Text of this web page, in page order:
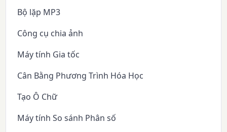
Bộ lặp MP3
Công cụ chia ảnh
Máy tính Gia tốc
Cân Bằng Phương Trình Hóa Học
Tạo Ô Chữ
Máy tính So sánh Phân số